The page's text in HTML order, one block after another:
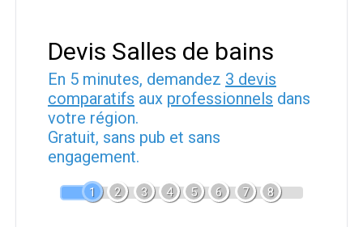
Devis Salles de bains
En 5 minutes, demandez 3 devis
comparatifs aux professionnels dans
votre région.
Gratuit, sans pub et sans
engagement.
1 2 3 4 5 6 7 8